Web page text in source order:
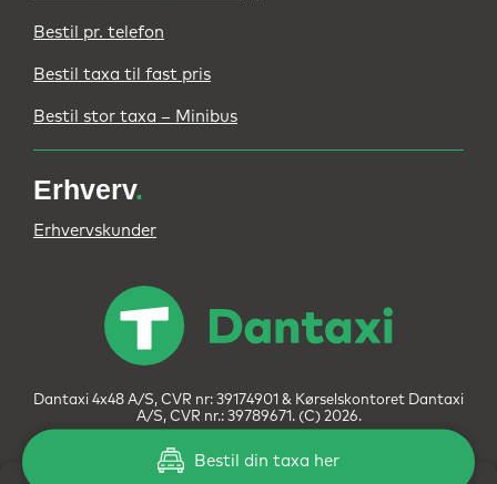
Bestil pr. telefon
Bestil taxa til fast pris
Bestil stor taxa – Minibus
Erhverv.
Erhvervskunder
Dantaxi 4x48 A/S, CVR nr: 39174901 & Kørselskontoret Dantaxi
A/S, CVR nr.: 39789671. (C) 2026.
Bestil din taxa her